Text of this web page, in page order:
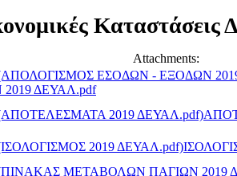
Attachments:
ΔΕΥΑΛ.pdf